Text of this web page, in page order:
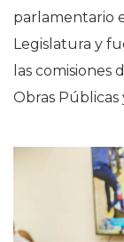
parlamentario
Legislatura y
las comisiones
Obras Públicas